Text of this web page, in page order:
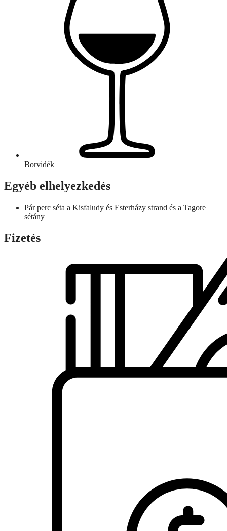
Borvidék
Egyéb elhelyezkedés
Pár perc séta a Kisfaludy és Esterházy strand és a Tagore
sétány
Fizetés